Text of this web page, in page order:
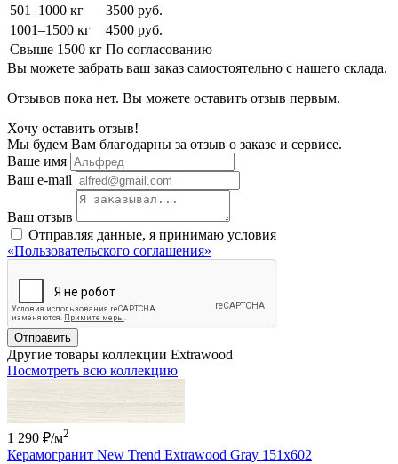
501–1000 кг
3500 руб.
1001–1500 кг
4500 руб.
Свыше 1500 кг По согласованию
Вы можете забрать ваш заказ самостоятельно с нашего склада.
Отзывов пока нет. Вы можете оставить отзыв первым.
Хочу оставить отзыв!
Мы будем Вам благодарны за отзыв о заказе и сервисе.
Ваше имя
Ваш e-mail
Ваш отзыв
Отправляя данные, я принимаю условия
«Пользовательского соглашения»
Отправить
Другие товары коллекции Extrawood
Посмотреть всю коллекцию
1 290 ₽/м2
Керамогранит New Trend Extrawood Gray 151x602